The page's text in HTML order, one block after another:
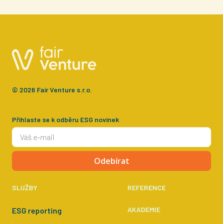
© 2026 Fair Venture s.r.o.
Přihlaste se k odběru ESG novinek
Odebírat
SLUŽBY
ESG reporting
REFERENCE
AKADEMIE